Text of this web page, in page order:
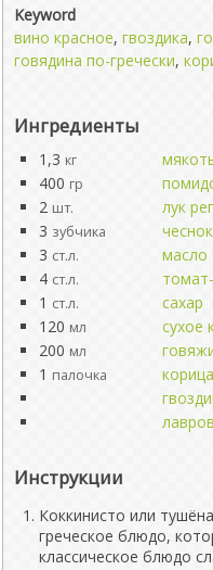
Keyword
вино красное, гвоздика,
говядина по-гречески,
Ингредиенты
1,3 кг
400 гр
2 шт.
лук
3 зубчика
чеснок
3 ст.л.
масло
4 ст.л.
1 ст.л.
сахар
120 мл
сухое
200 мл
1 палочка
корица
Инструкции
Коккинисто или
греческое блюдо,
классическое блюдо